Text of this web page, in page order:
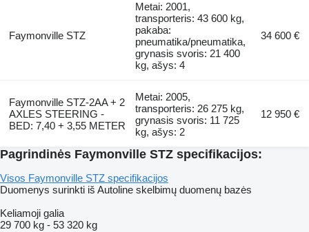
Faymonville STZ
Metai: 2001,
transporteris: 43 600 kg,
pakaba:
pneumatika/pneumatika,
grynasis svoris: 21 400
kg, ašys: 4
34 600 €
Faymonville STZ-2AA + 2
AXLES STEERING -
BED: 7,40 + 3,55 METER
Metai: 2005,
transporteris: 26 275 kg,
grynasis svoris: 11 725
kg, ašys: 2
12 950 €
Pagrindinės Faymonville STZ specifikacijos:
Visos Faymonville STZ specifikacijos
Duomenys surinkti iš Autoline skelbimų duomenų bazės
Keliamoji galia
29 700 kg - 53 320 kg